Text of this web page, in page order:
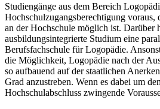
Studiengänge aus dem Bereich
Hochschulzugangsberechtigung voraus,
an der Hochschule möglich ist. Darüber
ausbildungsintegrierte Studium eine
Berufsfachschule für Logopädie.
die Möglichkeit, Logopädie nach der
so aufbauend auf der staatlichen
Grad anzustreben. Wenn es dabei um den
Hochschulabschluss zwingende